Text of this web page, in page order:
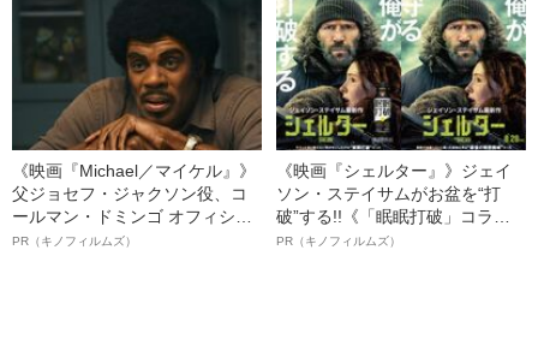
ト”が生み出した徹底ケアとは
《映画『Michael／マイケル』》
父ジョセフ・ジャクソン役、コ
ールマン・ドミンゴ オフィシャ
ルインタビュー“観客を魅了した
PR（キノフィルムズ）
《映画『シェルター』》ジェイ
ソン・ステイサムがお盆を“打
破”する!!《「眠眠打破」コラ
ボ》
PR（キノフィルムズ）